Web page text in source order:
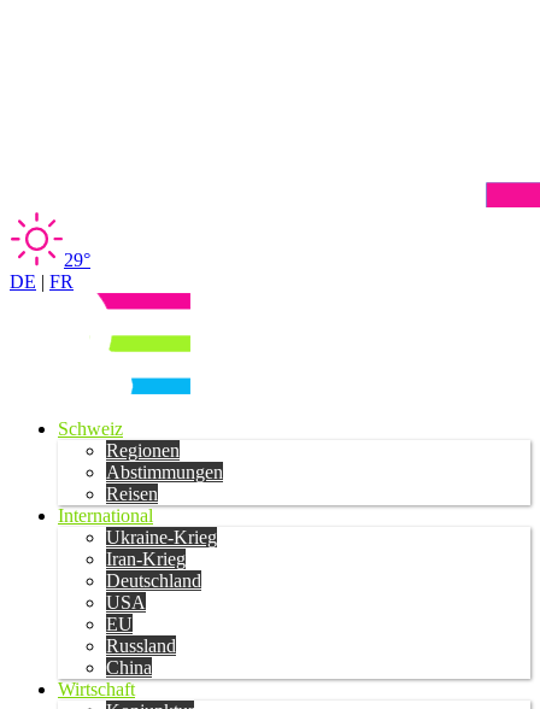
29°
DE | FR
Schweiz
Regionen
Abstimmungen
Reisen
International
Ukraine-Krieg
Iran-Krieg
Deutschland
USA
EU
Russland
China
Wirtschaft